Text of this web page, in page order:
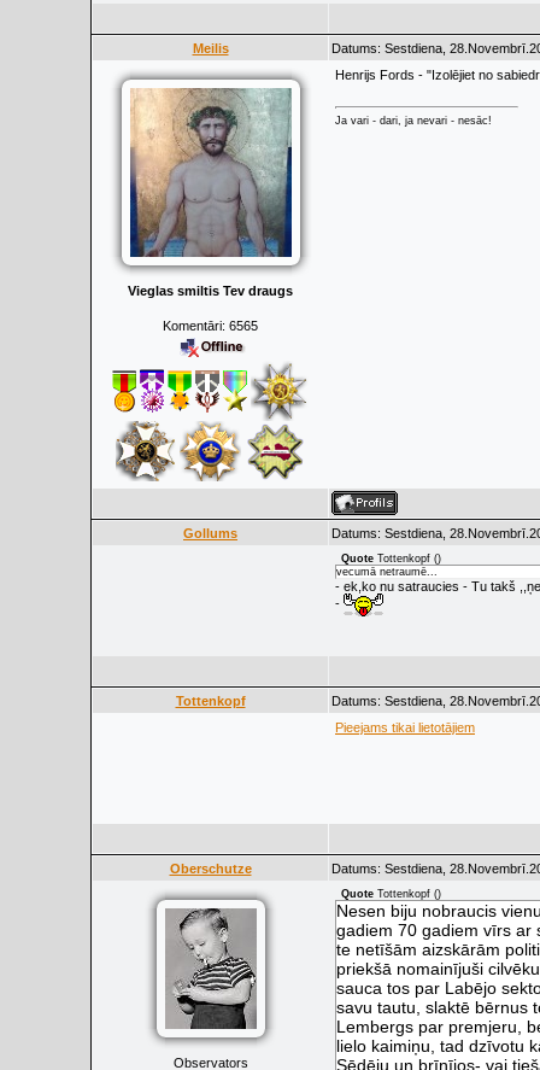
Meilis Datums: Sestdiena,
Vieglas smiltis Tev draugs
Komentāri: 6565
Henrijs Fords - "Izolējiet no
Ja vari - dari, ja nevari - nesāc!
Gollums Datums: Sestdiena,
Quote Tottenkopf ()
vecumā netraumē...
- ek,ko nu satraucies - Tu takš
-
Tottenkopf
Datums: Sestdiena,
Pieejams tikai lietotājiem
Oberschutze Datums: Sestdiena,
Observators
Quote Tottenkopf ()
Nesen biju nobraucis
gadiem 70 gadiem vīrs ar
te netīšām aizskārām
priekšā nomainījuši
sauca tos par Labējo
savu tautu, slaktē bērnus
Lembergs par premjeru,
lielo kaimiņu, tad dzīvotu
Sēdēju un brīnījos- vai